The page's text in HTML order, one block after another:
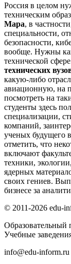
Россия в целом
техническим
Мара, в
специальности,
безопасности,
вообще. Нужны
технической
технических
какую-либо
авиационную, на
посмотреть на
студенты здесь
специализации,
компаний,
ученых будущего
отметить, что
включают
техники,
ядерных
своих гениев.
бизнесе за
© 2011-2026 edu-
Образовательный
Учебные
info@edu-inform.ru